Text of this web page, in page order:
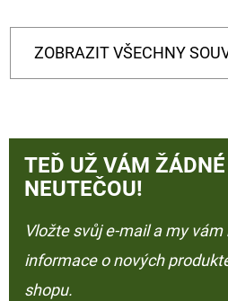
ZOBRAZIT VŠECHNY
TEĎ UŽ VÁM
NEUTEČOU!
Vložte svůj e-mail a my
informace o nových
shopu.